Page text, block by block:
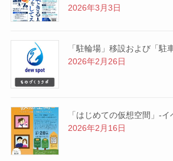
2026年3月3日
「駐輪場」移設および「駐
2026年2月26日
「はじめての仮想空間」-
2026年2月16日